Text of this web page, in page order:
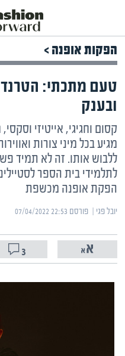
הפקות אופנה >
טעם מתכתי:
ובענק
קסום וחגיגי, אייטיזי
מגיע בכל מיני צורות
ללבוש אותו. זה לא תמיד
לתלמידי בית הספר
הפקת אופנה מכשפת
יובל פגי | ‏פורסם ‎07/04/2022 22:53
3